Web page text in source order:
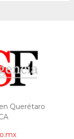
Querétaro